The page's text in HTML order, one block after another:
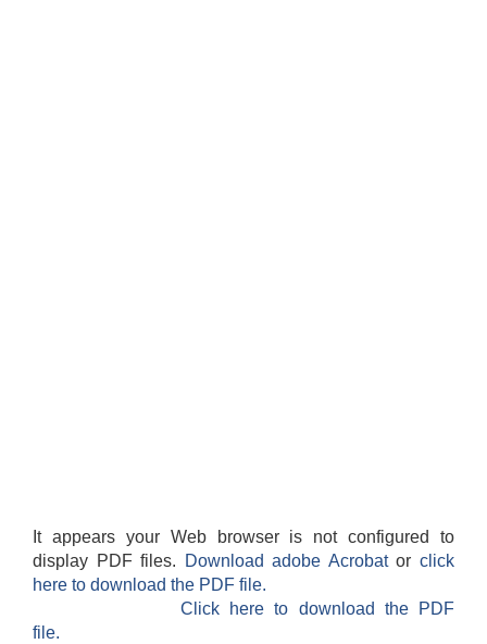
It appears your Web browser is not configured to
display PDF files.
Download adobe Acrobatorclick
here to download the PDF file.
Click here to download the PDF
file.